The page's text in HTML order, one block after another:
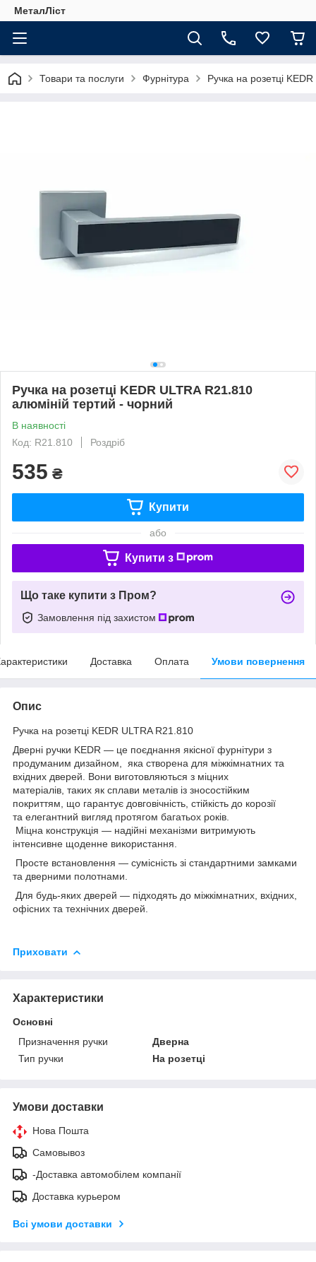
МеталЛіст
Товари та послуги Фурнітура Ручка на розетці
Ручка на розетці KEDR ULTRA R21.810
алюміній тертий - чорний
В наявності
Код: R21.810
Роздріб
535 ₴
Купити
або
Купити з
Що таке купити з Пром?
Замовлення під захистом
Доставка Оплата Умови повернення
Опис
Ручка на розетці KEDR ULTRA R21.810
Дверні ручки KEDR — це поєднання якісної фурнітури з
продуманим дизайном, яка створена для міжкімнатних та
вхідних дверей. Вони виготовляються з міцних
матеріалів, таких як сплави металів із зносостійким
покриттям, що гарантує довговічність, стійкість до корозії
та елегантний вигляд протягом багатьох років.
Міцна конструкція — надійні механізми витримують
інтенсивне щоденне використання.
Просте встановлення — сумісність зі стандартними замками
та дверними полотнами.
Для будь-яких дверей — підходять до міжкімнатних, вхідних,
офісних та технічних дверей.
Приховати
Характеристики
Основні
Призначення ручки
Дверна
Тип ручки
На розетці
Умови доставки
Нова Пошта
Самовывоз
-Доставка автомобілем компанії
Доставка курьером
Всі умови доставки